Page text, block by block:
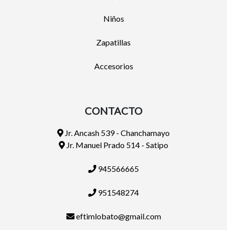
Niños
Zapatillas
Accesorios
CONTACTO
Jr. Ancash 539 - Chanchamayo
Jr. Manuel Prado 514 - Satipo
945566665
951548274
eftimlobato@gmail.com